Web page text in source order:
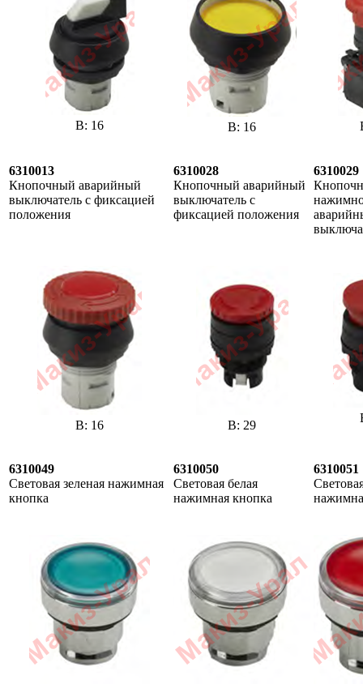
В: 16 В: 16
6310013
Кнопочный аварийный
выключатель с фиксацией
положения
6310028
Кнопочный аварийный
выключатель с
фиксацией положения
6310029
В: 16 В: 29
6310049
Световая зеленая нажимная
кнопка
6310050
Световая белая
нажимная кнопка
6310051